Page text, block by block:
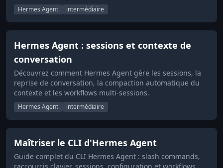
Hermes Agent intermédiaire
Hermes Agent : sessions et contexte de
conversation
Découvrez comment Hermes Agent gère les sessions, la
reprise de conversation, la compaction automatique du
contexte et les workflows multi-sessions.
Hermes Agent intermédiaire
Maîtriser le CLI d'Hermes Agent
Guide complet du CLI Hermes Agent : slash commands,